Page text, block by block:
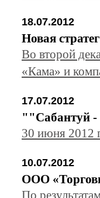
18.07.2012
Новая
Во второй
«Кама» и
17.07.2012
""Сабантуй -
30 июня 2012
10.07.2012
ООО
По